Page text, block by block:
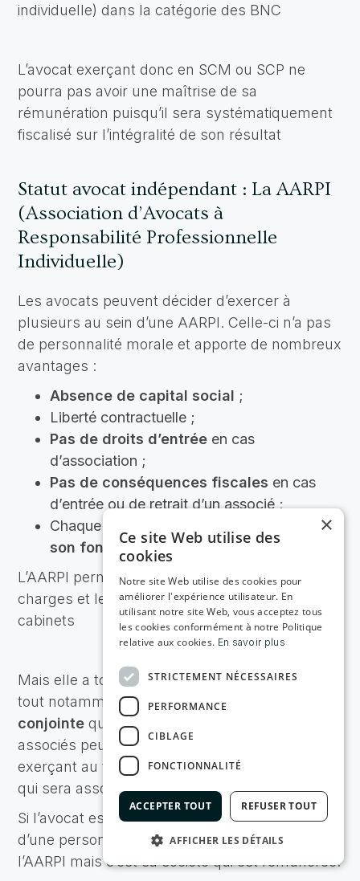
individuelle) dans la catégorie des BNC
L’avocat exerçant donc en SCM ou SCP ne
pourra pas avoir une maîtrise de sa
rémunération puisqu’il sera systématiquement
fiscalisé sur l’intégralité de son résultat
Statut avocat indépendant : La AARPI
(Association d’Avocats à
Responsabilité Professionnelle
Individuelle)
Les avocats peuvent décider d’exercer à
plusieurs au sein d’une AARPI. Celle-ci n’a pas
de personnalité morale et apporte de nombreux
avantages :
Absence de capital social ;
Liberté contractuelle ;
Pas de droits d’entrée en cas
d’association ;
Pas de conséquences fiscales en cas
d’entrée ou de retrait d’un associé ;
Chaque associé
conserve la propriété de
son fonds libéral .
L’AARPI permet notamment de mutualiser les
charges et les recettes et d’intégrer d’autres
cabinets
Mais elle a tout de même des inconvénients,
tout notammentla responsabilité indéfinie et
conjointe quant aux dettes financières. Les
associés peuvent tout de même se protéger en
exerçant au travers d’une SEL (par exemple)
qui sera associée de l’AARPI.
Si l’avocat est associé de l’AARPI au travers
d’une personne morale, il exerce au sein de
l’AARPI mais c’est sa société qui est rémunérée.
×
Ce site Web utilise des
cookies
Notre site Web utilise des cookies pour
améliorer l'expérience utilisateur. En
utilisant notre site Web, vous acceptez tous
les cookies conformément à notre Politique
relative aux cookies. En savoir plus
STRICTEMENT NÉCESSAIRES
PERFORMANCE
CIBLAGE
FONCTIONNALITÉ
ACCEPTER TOUT REFUSER TOUT
AFFICHER LES DÉTAILS